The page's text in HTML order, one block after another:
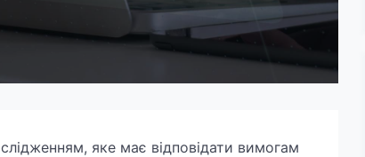
яке має відповідати вимогам